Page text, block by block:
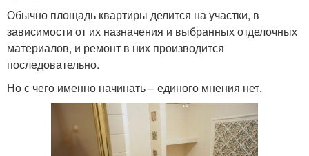
Обычно площадь квартиры делится на участки, в
зависимости от их назначения и выбранных отделочных
материалов, и ремонт в них производится
последовательно.
Но с чего именно начинать – единого мнения нет.